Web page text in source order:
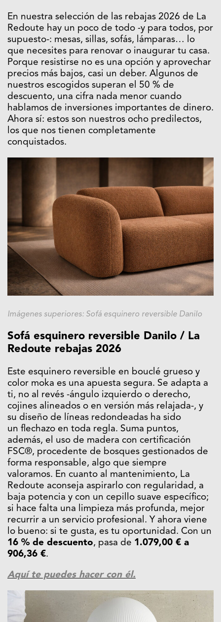
En nuestra selección de las rebajas 2026 de La
Redoute hay un poco de todo -y para todos, por
supuesto-: mesas, sillas, sofás, lámparas… lo
que necesites para renovar o inaugurar tu casa.
Porque resistirse no es una opción y aprovechar
precios más bajos, casi un deber. Algunos de
nuestros escogidos superan el 50 % de
descuento, una cifra nada menor cuando
hablamos de inversiones importantes de dinero.
Ahora sí: estos son nuestros ocho predilectos,
los que nos tienen completamente
conquistados.
Imágenes superiores: Sofá esquinero reversible Danilo
Sofá esquinero reversible Danilo / La
Redoute rebajas 2026
Este esquinero reversible en bouclé grueso y
color moka es una apuesta segura. Se adapta a
ti, no al revés -ángulo izquierdo o derecho,
cojines alineados o en versión más relajada-, y
su diseño de líneas redondeadas ha sido
un flechazo en toda regla. Suma puntos,
además, el uso de madera con certificación
FSC®, procedente de bosques gestionados de
forma responsable, algo que siempre
valoramos. En cuanto al mantenimiento, La
Redoute aconseja aspirarlo con regularidad, a
baja potencia y con un cepillo suave específico;
si hace falta una limpieza más profunda, mejor
recurrir a un servicio profesional. Y ahora viene
lo bueno: si te gusta, es tu oportunidad. Con un
16 % de descuento, pasa de 1.079,00 € a
906,36 €.
Aquí te puedes hacer con él.